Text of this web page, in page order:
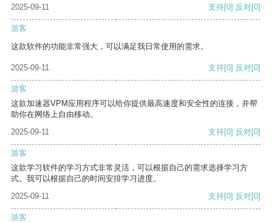
2025-09-11 支持[0] 反对[0]
游客
这款软件的功能非常强大，可以满足我日常使用的需求。
2025-09-11 支持[0] 反对[0]
游客
这款加速器VPM应用程序可以给你提供最高速度和安全性的连接，并帮
助你在网络上自由移动。
2025-09-11
支持[0] 反对[0]
游客
这款学习软件的学习方式非常灵活，可以根据自己的需求选择学习方
式。我可以根据自己的时间安排学习进度。
2025-09-11
支持[0] 反对[0]
游客